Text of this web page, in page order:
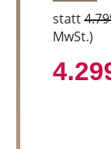
statt
MwSt.)